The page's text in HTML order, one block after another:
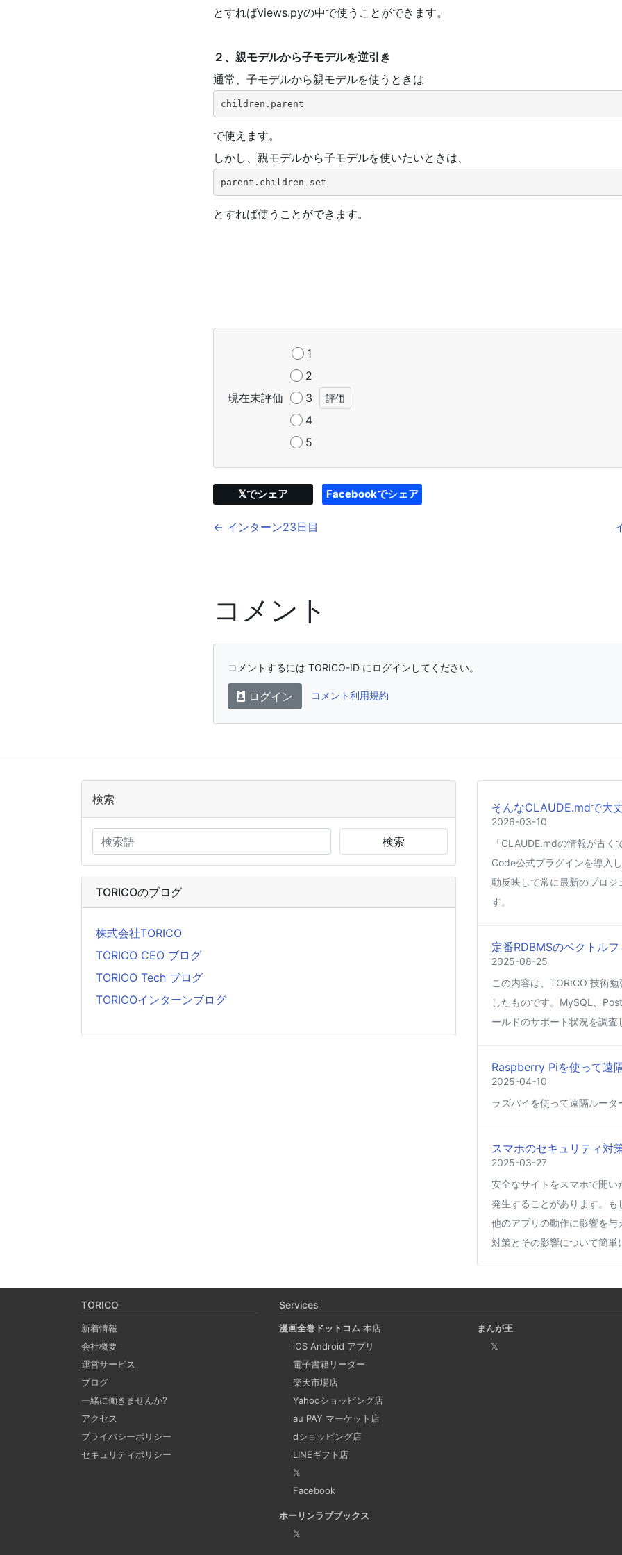
とすればviews.pyの中で使うことができます。
２、親モデルから子モデルを逆引き
通常、子モデルから親モデルを使うときは
children.parent
で使えます。
しかし、親モデルから子モデルを使いたいときは、
parent.children_set
とすれば使うことができます。
現在未評価
1
2
3
4
5
𝕏でシェア Facebookでシェア
← インターン23日目
コメント
コメントするには TORICO-ID にログインしてください。
ログイン コメント利用規約
検索
検索
TORICOのブログ
株式会社TORICO
TORICO CEO ブログ
TORICO Tech ブログ
TORICOインターンブログ
そんなCLAUDE.mdで大
2026-03-10
「CLAUDE.mdの情報が古
Code公式プラグインを導入
動反映して常に最新のプロジ
す。
定番RDBMSのベクトル
2025-08-25
この内容は、TORICO 技術
したものです。MySQL、
ールドのサポート状況を調査
Raspberry Piを使って遠
2025-04-10
ラズパイを使って遠隔ルータ
スマホのセキュリティ対
2025-03-27
安全なサイトをスマホで開
発生することがあります。
他のアプリの動作に影響を与
対策とその影響について簡単
Coima + Rosetta 2 で、
ージをビルドする
2025-03-24
ビジネスワークに便利
TORICO
新着情報
会社概要
運営サービス
ブログ
一緒に働きませんか?
アクセス
プライバシーポリシー
セキュリティポリシー
Services
漫画全巻ドットコム 本店
iOS Android アプリ
電子書籍リーダー
楽天市場店
Yahooショッピング店
au PAY マーケット店
dショッピング店
LINEギフト店
𝕏
Facebook
ホーリンラブブックス
𝕏
まんが王
𝕏